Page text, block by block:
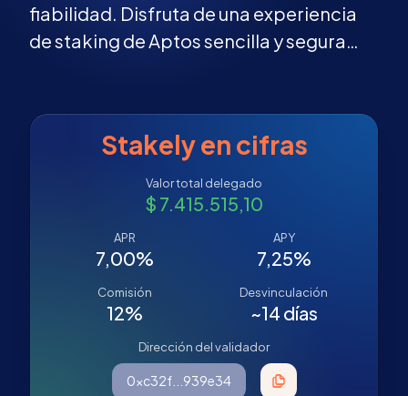
fiabilidad. Disfruta de una experiencia
de staking de Aptos sencilla y segura
Stakely en cifras
Valor total delegado
$ 7.415.515,10
APR
7,00%
APY
7,25%
Comisión
12%
Desvinculación
~14 días
Dirección del validador
0xc32f...939e34